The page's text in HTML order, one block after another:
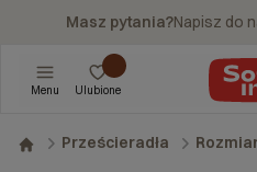
Masz pytania?Napisz do
Menu Ulubione
Prześcieradła